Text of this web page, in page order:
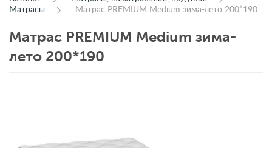
Матрасы
Матрас PREMIUM Medium зима-лето 200*190
Матрас PREMIUM Medium зима-
лето 200*190